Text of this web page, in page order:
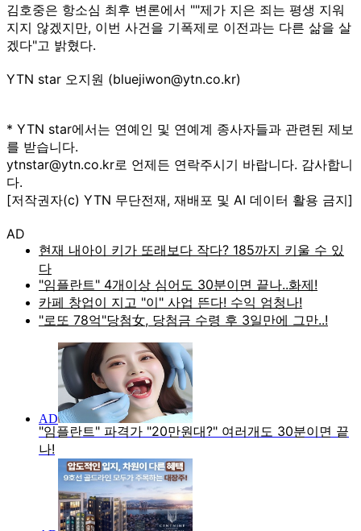
김호중은 항소심 최후 변론에서 ""제가 지은 죄는 평생 지워
지지 않겠지만, 이번 사건을 기폭제로 이전과는 다른 삶을 살
겠다"고 밝혔다.
YTN star 오지원 (bluejiwon@ytn.co.kr)
* YTN star에서는 연예인 및 연예계 종사자들과 관련된 제보
를 받습니다.
ytnstar@ytn.co.kr로 언제든 연락주시기 바랍니다. 감사합니
다.
[저작권자(c) YTN 무단전재, 재배포 및 AI 데이터 활용 금지]
AD